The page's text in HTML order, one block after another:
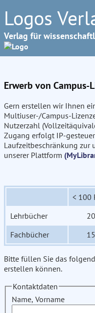
Logos
Verlag für
Erwerb von Campus-
Gern erstellen wir Ihnen
Multiuser-/Campus-
Nutzerzahl
Zugang erfolgt IP-
Laufzeitbeschränkung zur
unserer Plattform
< 100
Lehrbücher
Fachbücher
Bitte füllen Sie das
erstellen können.
Kontaktdaten
Name, Vorname